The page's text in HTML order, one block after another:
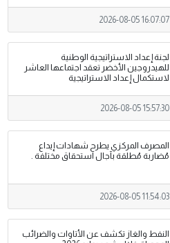
2026-08-05 16:07:07
لجنة إعداد الاستراتيجية الوطنية
للهيدروجين الأخضر تعقد اجتماعها العاشر
لاستكمال إعداد الاستراتيجية
2026-08-05 15:57:30
المصرف المركزي يطرح شهادات إيداع
مُضاربة مُطلقة بآجال استحقاق مختلفة .
2026-08-05 11:54:03
النفط والغاز تكشف عن الأتاوات والضرائب